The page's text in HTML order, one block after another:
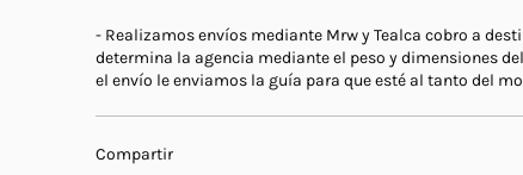
- Realizamos envíos mediante Mrw y Tealca cobro a
determina la agencia mediante el peso y dimensiones
el envío le enviamos la guía para que esté al tanto del
Compartir